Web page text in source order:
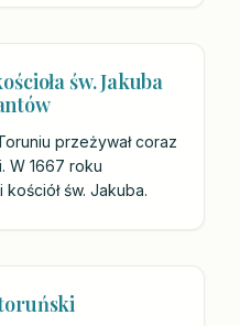
św. Jakuba
przeżywał coraz
W 1667 roku
św. Jakuba.